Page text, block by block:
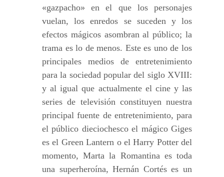
«gazpacho» en el que los personajes
vuelan, los enredos se suceden y los
efectos mágicos asombran al público; la
trama es lo de menos. Este es uno de los
principales medios de entretenimiento
para la sociedad popular del siglo XVIII:
y al igual que actualmente el cine y las
series de televisión constituyen nuestra
principal fuente de entretenimiento, para
el público dieciochesco el mágico Giges
es el Green Lantern o el Harry Potter del
momento, Marta la Romantina es toda
una superheroína, Hernán Cortés es un